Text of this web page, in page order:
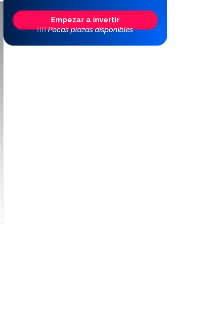
Empezar a invertir
👆🏼 Pocas plazas disponibles